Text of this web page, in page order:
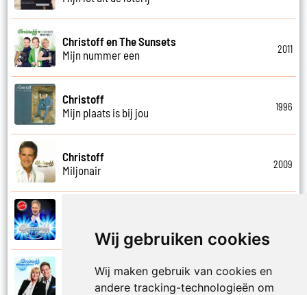
Wij gebruiken cookies
Wij maken gebruik van cookies en
andere tracking-technologieën om
Christoff en The Sunsets
Mijn nummer een
2011
Christoff
Mijn plaats is bij jou
1996
Christoff
Miljonair
2009
Christoff en Willeke Alberti
Niemand laat zijn eigen kind alleen